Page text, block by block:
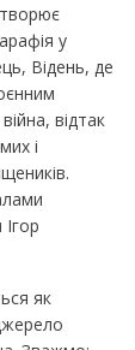
у
Відень, де
відтак
і
як